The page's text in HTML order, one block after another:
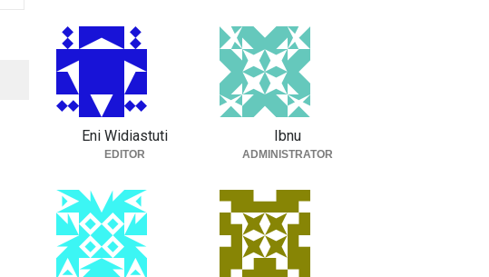
Eni Widiastuti
EDITOR
Ibnu
ADMINISTRATOR